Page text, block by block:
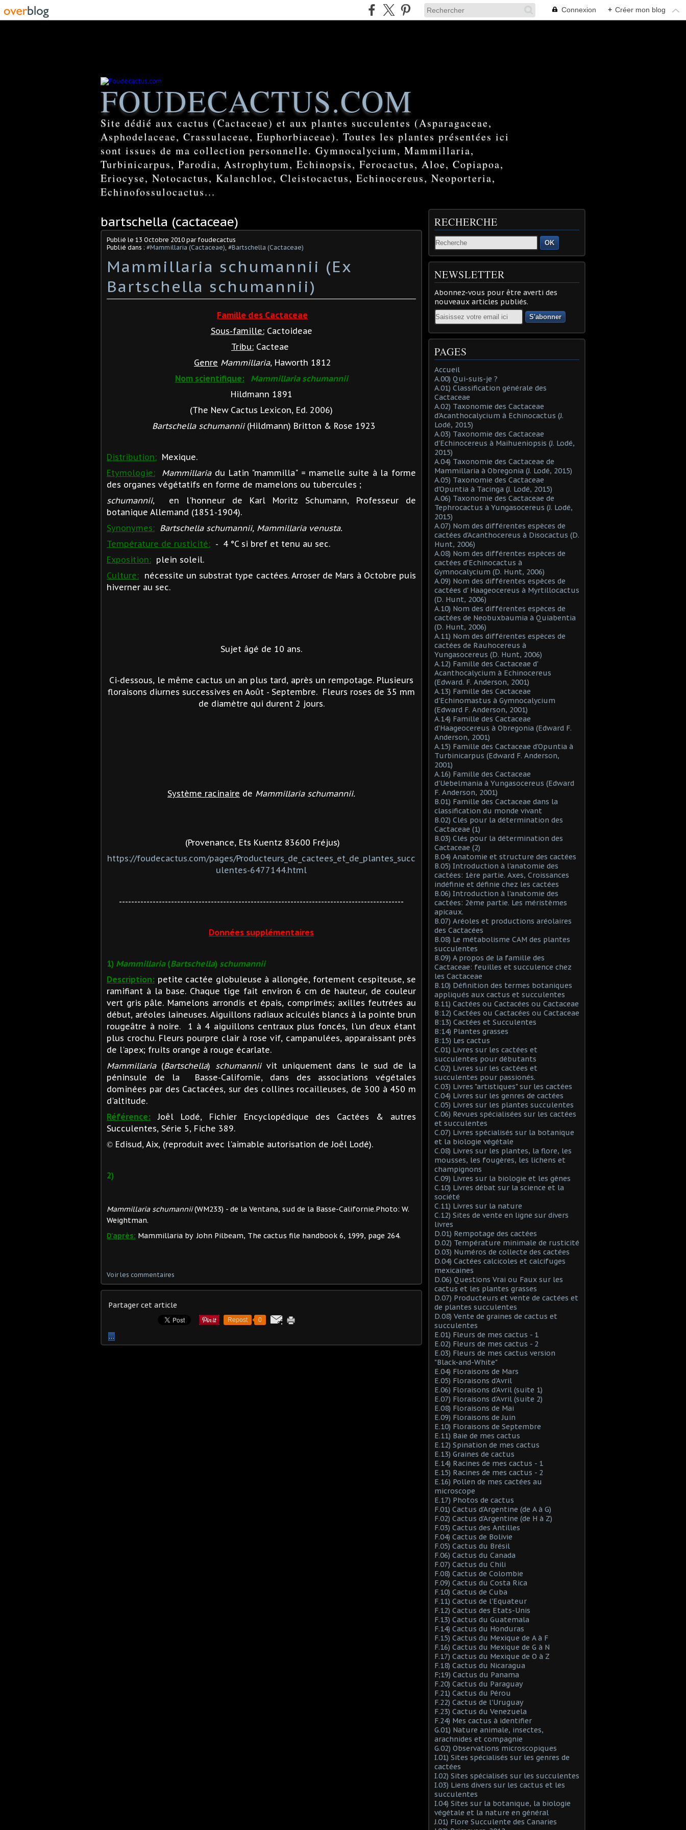
Connexion + Créer mon blog
FOUDECACTUS.COM
Site dédié aux cactus (Cactaceae) et aux plantes succulentes (Asparagaceae,
Asphodelaceae, Crassulaceae, Euphorbiaceae). Toutes les plantes présentées ici
sont issues de ma collection personnelle. Gymnocalycium, Mammillaria,
Turbinicarpus, Parodia, Astrophytum, Echinopsis, Ferocactus, Aloe, Copiapoa,
Eriocyse, Notocactus, Kalanchloe, Cleistocactus, Echinocereus, Neoporteria,
Echinofossulocactus...
bartschella (cactaceae)
Publié le 13 Octobre 2010 par foudecactus
Publié dans : #Mammillaria (Cactaceae) #Bartschella (Cactaceae)
Mammillaria schumannii (Ex
Bartschella schumannii)
Famille des Cactaceae
Sous-famille:Cactoideae
Tribu: Cacteae
Genre Mammillaria, Haworth 1812
Nom scientifique:
Mammillaria schumannii
Hildmann 1891
(The New Cactus Lexicon, Ed. 2006)
Bartschella schumannii(Hildmann) Britton & Rose 1923
Distribution: Mexique.
Etymologie:
Mammillariadu Latin "mammilla" = mamelle suite à la forme
des organes végétatifs en forme de mamelons ou tubercules ;
schumannii, en l'honneur de Karl Moritz Schumann, Professeur de
botanique Allemand (1851-1904).
Synonymes: Bartschella schumannii, Mammillaria venusta.
Température de rusticité: - 4 °C si bref et tenu au sec.
Exposition: plein soleil.
Culture: nécessite un substrat type cactées. Arroser de Mars à Octobre puis
hiverner au sec.
Sujet âgé de 10 ans.
Ci-dessous, le même cactus un an plus tard, après un rempotage. Plusieurs
floraisons diurnes successives en Août - Septembre. Fleurs roses de 35 mm
de diamètre qui durent 2 jours.
Système racinaire de Mammillaria schumannii.
(Provenance, Ets Kuentz 83600 Fréjus)
https://foudecactus.com/pages/Producteurs_de_cactees_et_de_plantes_succ
ulentes-6477144.html
---------------------------------------------------------------------------------------------
Données supplémentaires
1) Mammillaria (Bartschella) schumannii
Description: petite cactée globuleuse à allongée, fortement cespiteuse, se
ramifiant à la base. Chaque tige fait environ 6 cm de hauteur, de couleur
vert gris pâle. Mamelons arrondis et épais, comprimés; axilles feutrées au
début, aréoles laineuses. Aiguillons radiaux aciculés blancs à la pointe brun
rougeâtre à noire. 1 à 4 aiguillons centraux plus foncés, l'un d'eux étant
plus crochu. Fleurs pourpre clair à rose vif, campanulées, apparaissant près
de l'apex; fruits orange à rouge écarlate.
Mammillaria (Bartschella) schumanniivit uniquement dans le sud de la
péninsule de la Basse-Californie, dans des associations végétales
dominées par des Cactacées, sur des collines rocailleuses, de 300 à 450 m
d'altitude.
Référence: Joêl Lodé, Fichier Encyclopédique des Cactées & autres
Succulentes, Série 5, Fiche 389.
© Edisud, Aix, (reproduit avec l'aimable autorisation de Joêl Lodé).
2)
Mammillaria schumannii(WM233) - de la Ventana, sud de la Basse-Californie.Photo: W.
Weightman.
D'après: Mammillaria by John Pilbeam, The cactus file handbook 6, 1999, page 264.
Voir les commentaires
Partager cet article
Repost 0
…
RECHERCHE
OK
NEWSLETTER
Abonnez-vous pour être averti des
nouveaux articles publiés.
Email
PAGES
Accueil
A.00) Qui-suis-je ?
A.01) Classification générale des
Cactaceae
A.02) Taxonomie des Cactaceae
d'Acanthocalycium à Echinocactus (J.
Lodé, 2015)
A.03) Taxonomie des Cactaceae
d'Echinocereus à Maihueniopsis (J. Lodé,
2015)
A.04) Taxonomie des Cactaceae de
Mammillaria à Obregonia (J. Lodé, 2015)
A.05) Taxonomie des Cactaceae
d'Opuntia à Tacinga (J. Lodé, 2015)
A.06) Taxonomie des Cactaceae de
Tephrocactus à Yungasocereus (J. Lodé,
2015)
A.07) Nom des différentes espèces de
cactées d'Acanthocereus à Disocactus (D.
Hunt, 2006)
A.08) Nom des différentes espèces de
cactées d'Echinocactus à
Gymnocalycium (D. Hunt, 2006)
A.09) Nom des différentes espèces de
cactées d' Haageocereus à Myrtillocactus
(D. Hunt, 2006)
A.10) Nom des différentes espèces de
cactées de Neobuxbaumia à Quiabentia
(D. Hunt, 2006)
A.11) Nom des différentes espèces de
cactées de Rauhocereus à
Yungasocereus (D. Hunt, 2006)
A.12) Famille des Cactaceae d'
Acanthocalycium à Echinocereus
(Edward. F. Anderson, 2001)
A.13) Famille des Cactaceae
d'Echinomastus à Gymnocalycium
(Edward F. Anderson, 2001)
A.14) Famille des Cactaceae
d'Haageocereus à Obregonia (Edward F.
Anderson, 2001)
A.15) Famille des Cactaceae d'Opuntia à
Turbinicarpus (Edward F. Anderson,
2001)
A.16) Famille des Cactaceae
d'Uebelmania à Yungasocereus (Edward
F. Anderson, 2001)
B.01) Famille des Cactaceae dans la
classification du monde vivant
B.02) Clés pour la détermination des
Cactaceae (1)
B.03) Clés pour la détermination des
Cactaceae (2)
B.04) Anatomie et structure des cactées
B.05) Introduction à l'anatomie des
cactées: 1ère partie. Axes, Croissances
indéfinie et définie chez les cactées
B.06) Introduction à l'anatomie des
cactées: 2ème partie. Les méristèmes
apicaux.
B.07) Aréoles et productions aréolaires
des Cactacées
B.08) Le métabolisme CAM des plantes
succulentes
B.09) A propos de la famille des
Cactaceae: feuilles et succulence chez
les Cactaceae
B.10) Définition des termes botaniques
appliqués aux cactus et succulentes
B.11) Cactées ou Cactacées ou Cactaceae
B:12) Cactées ou Cactacées ou Cactaceae
B:13) Cactées et Succulentes
B:14) Plantes grasses
B:15) Les cactus
C.01) Livres sur les cactées et
succulentes pour débutants
C.02) Livres sur les cactées et
succulentes pour passionés.
C.03) Livres "artistiques" sur les cactées
C.04) Livres sur les genres de cactées
C.05) Livres sur les plantes succulentes
C.06) Revues spécialisées sur les cactées
et succulentes
C.07) Livres spécialisés sur la botanique
et la biologie végétale
C.08) Livres sur les plantes, la flore, les
mousses, les fougères, les lichens et
champignons
C.09) Livres sur la biologie et les gènes
C.10) Livres débat sur la science et la
société
C.11) Livres sur la nature
C.12) Sites de vente en ligne sur divers
livres
D.01) Rempotage des cactées
D.02) Température minimale de rusticité
D.03) Numéros de collecte des cactées
D.04) Cactées calcicoles et calcifuges
mexicaines
D.06) Questions Vrai ou Faux sur les
cactus et les plantes grasses
D.07) Producteurs et vente de cactées et
de plantes succulentes
D.08) Vente de graines de cactus et
succulentes
E.01) Fleurs de mes cactus - 1
E.02) Fleurs de mes cactus - 2
E.03) Fleurs de mes cactus version
"Black-and-White"
E.04) Floraisons de Mars
E.05) Floraisons d'Avril
E.06) Floraisons d'Avril (suite 1)
E.07) Floraisons d'Avril (suite 2)
E.08) Floraisons de Mai
E.09) Floraisons de Juin
E.10) Floraisons de Septembre
E.11) Baie de mes cactus
E.12) Spination de mes cactus
E.13) Graines de cactus
E.14) Racines de mes cactus - 1
E.15) Racines de mes cactus - 2
E.16) Pollen de mes cactées au
microscope
E.17) Photos de cactus
F.01) Cactus d'Argentine (de A à G)
F.02) Cactus d'Argentine (de H à Z)
F.03) Cactus des Antilles
F.04) Cactus de Bolivie
F.05) Cactus du Brésil
F.06) Cactus du Canada
F.07) Cactus du Chili
F.08) Cactus de Colombie
F.09) Cactus du Costa Rica
F.10) Cactus de Cuba
F.11) Cactus de l'Equateur
F.12) Cactus des Etats-Unis
F.13) Cactus du Guatemala
F.14) Cactus du Honduras
F.15) Cactus du Mexique de A à F
F.16) Cactus du Mexique de G à N
F.17) Cactus du Mexique de O à Z
F.18) Cactus du Nicaragua
F;19) Cactus du Panama
F.20) Cactus du Paraguay
F.21) Cactus du Pérou
F.22) Cactus de l'Uruguay
F.23) Cactus du Venezuela
F.24) Mes cactus à identifier
G.01) Nature animale, insectes,
arachnides et compagnie
G.02) Observations microscopiques
I.01) Sites spécialisés sur les genres de
cactées
I.02) Sites spécialisés sur les succulentes
I.03) Liens divers sur les cactus et les
succulentes
I.04) Sites sur la botanique, la biologie
végétale et la nature en général
J.01) Flore Succulente des Canaries